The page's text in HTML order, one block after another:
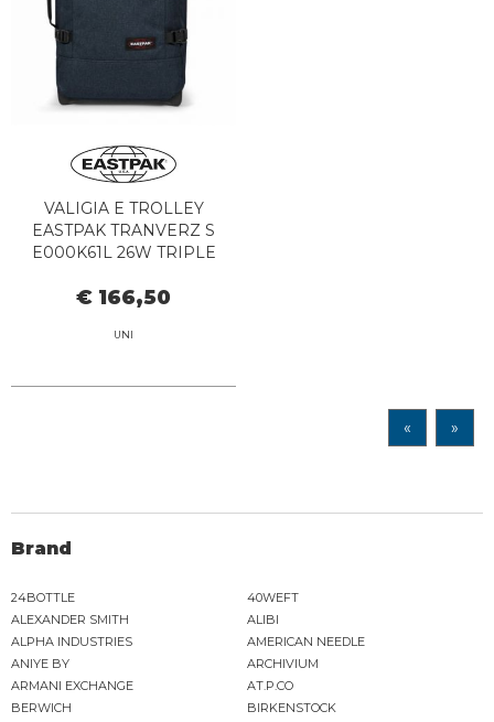
VALIGIA E TROLLEY
EASTPAK TRANVERZ S
E000K61L 26W TRIPLE
€ 166,50
UNI
« »
Brand
24BOTTLE
40WEFT
ALEXANDER SMITH
ALIBI
ALPHA INDUSTRIES
AMERICAN NEEDLE
ANIYE BY
ARCHIVIUM
ARMANI EXCHANGE
AT.P.CO
BERWICH
BIRKENSTOCK